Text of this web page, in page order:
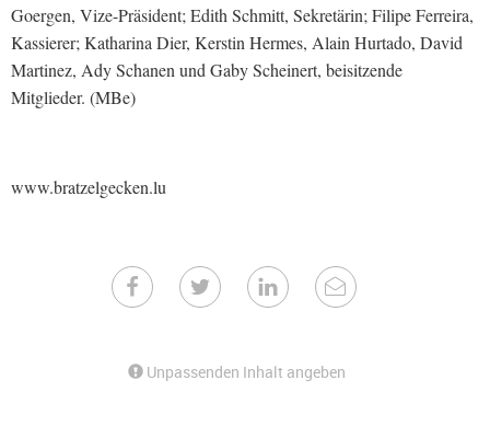
Goergen, Vize-Präsident; Edith Schmitt, Sekretärin; Filipe Ferreira,
Kassierer; Katharina Dier, Kerstin Hermes, Alain Hurtado, David
Martinez, Ady Schanen und Gaby Scheinert, beisitzende
Mitglieder. (MBe)
www.bratzelgecken.lu
Unpassenden Inhalt angeben